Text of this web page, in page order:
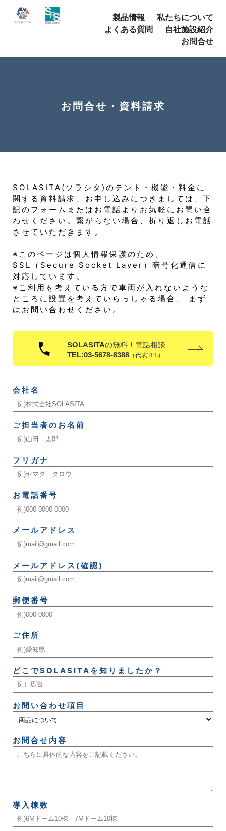
製品情報
私たちについて
よくある質問
自社施設紹介
お問合せ
お問合せ・資料請求
SOLASITA(ソラシタ)のテント・機能・料金に
関する資料請求、お申し込みにつきましては、下
記のフォームまたはお電話よりお気軽にお問い合
わせください。繋がらない場合、折り返しお電話
させていただきます。
※このページは個人情報保護のため、
SSL（Secure Socket Layer）暗号化通信に
対応しています。
※ご利用を考えている方で車両が入れないような
ところに設置を考えていらっしゃる場合、 まず
はお問い合わせください。
会社名
ご担当者のお名前
フリガナ
お電話番号
メールアドレス
メールアドレス(確認)
郵便番号
ご住所
どこでSOLASITAを知りましたか？
お問い合わせ項目
お問合せ内容
導入棟数